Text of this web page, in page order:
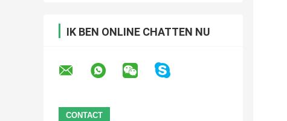
IK BEN ONLINE CHATTEN NU